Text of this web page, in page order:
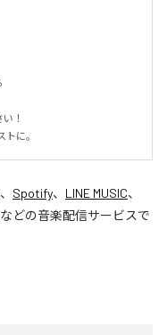
に。
、 Spotify、 LINE MUSIC、
などの音楽配信サービスで